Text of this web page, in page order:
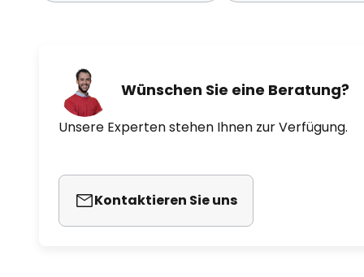
Wünschen Sie eine Beratung?
Unsere Experten stehen Ihnen zur Verfügung.
Kontaktieren Sie uns